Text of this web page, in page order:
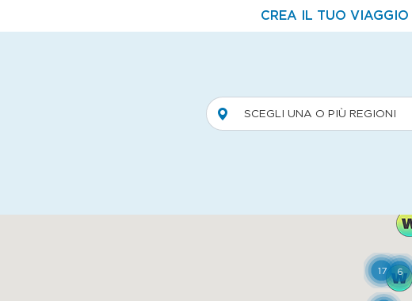
CREA IL TUO VIAGGIO
SCEGLI UNA O PIÙ REGIONI
17 6